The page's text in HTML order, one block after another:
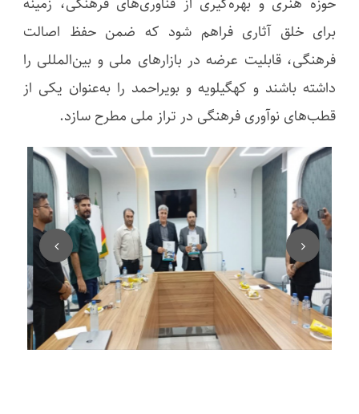
برای خلق آثاری فراهم شود که ضمن حفظ اصالت
فرهنگی، قابلیت عرضه در بازارهای ملی و بین‌المللی را
داشته باشند و کهگیلویه و بویراحمد را به‌عنوان یکی از
قطب‌های نوآوری فرهنگی در تراز ملی مطرح سازد.